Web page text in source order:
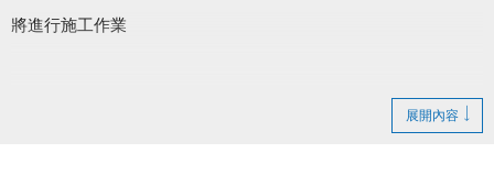
將進行施工作業
展開內容